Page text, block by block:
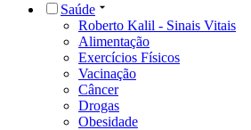
Saúde
Roberto Kalil - Sinais Vitais
Alimentação
Exercícios Físicos
Vacinação
Câncer
Drogas
Obesidade